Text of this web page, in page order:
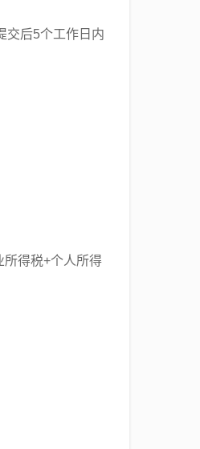
后5个工作日内
所得税+个人所得